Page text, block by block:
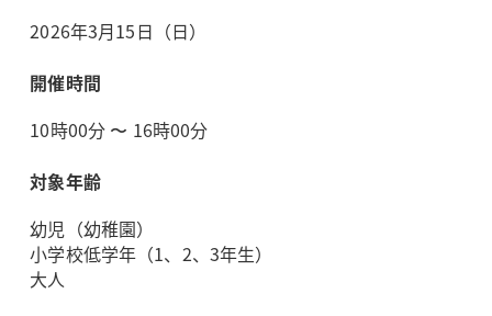
2026年3月15日（日）
開催時間
10時00分 〜 16時00分
対象年齢
幼児（幼稚園）
小学校低学年（1、2、3年生）
大人